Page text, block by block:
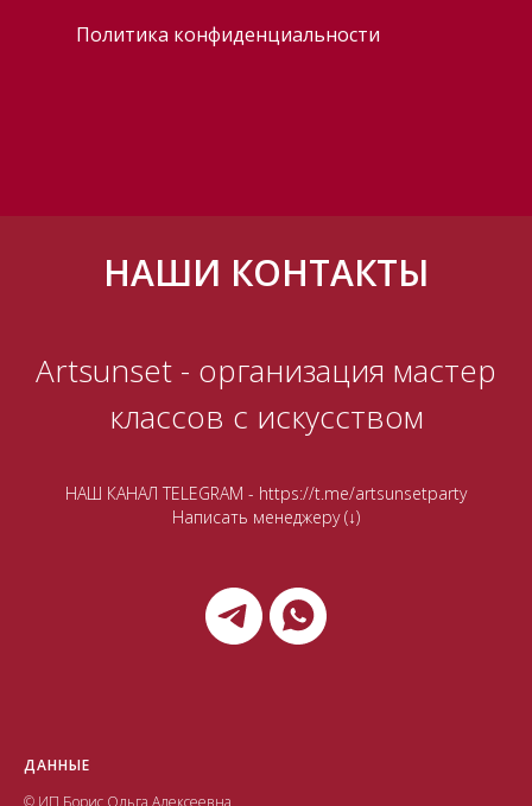
Политика конфиденциальности
НАШИ КОНТАКТЫ
Artsunset - организация мастер
классов с искусством
НАШ КАНАЛ TELEGRAM - https://t.me/artsunsetparty
Написать менеджеру (↓)
ДАННЫЕ
© ИП Борис Ольга Алексеевна